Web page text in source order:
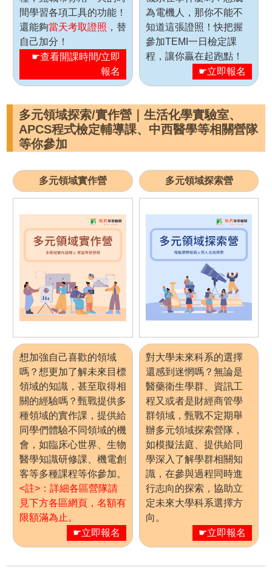
間學習各項工具的功能！
還能夠當天考取證照 ，替
自己加分！
☛查看開課時間/立即
報名
為電機人，那你不能不
知道這張證照！快把握
參加TEMI一日檢定課
程，讓你贏在起跑點！
☛立即報名
多元領域探索/實作營｜生活化學實驗室、
APCS程式檢定輔導課、中西醫學等相關營隊
等你參加
多元領域實作營 多元領域探索營
想加強自己喜歡的領域
嗎？想更加了解未來目標
領域的知識，甚至取得相
關的經驗嗎？甄戰提供多
種領域的實作課，提供給
同學們體驗不同領域的機
會，如臨床心世界、生物
醫學知識研修課、機電創
客等多種課程等你參加。
<註>：詳細各區營隊請
見下方各區網頁，名額有
限額滿為止。
☛立即報名
對大學未來科系的選擇
還感到迷惘嗎？無論是
醫藥衛生學群、資訊工
程又或者是財經商管學
群領域，甄戰不定期舉
辦多元領域探索營隊，
如模擬法庭、提供給同
學深入了解學群相關知
識，在參與過程同時進
行志向的探索，協助立
定未來大學科系選擇方
向。
☛立即報名